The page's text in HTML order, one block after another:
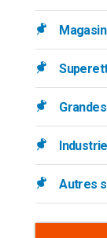
Autres